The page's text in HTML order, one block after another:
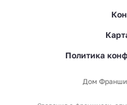
Политика
Дом